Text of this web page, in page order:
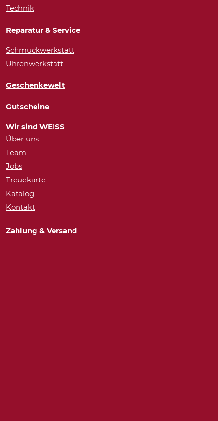
Technik
Reparatur & Service
Schmuckwerkstatt
Uhrenwerkstatt
Geschenkewelt
Gutscheine
Wir sind WEISS
Über uns
Team
Jobs
Treuekarte
Katalog
Kontakt
Zahlung & Versand